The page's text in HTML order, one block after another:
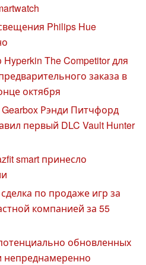
Philips Hue
The Competitor для
заказа в
октября
Рэнди Питчфорд
первый DLC Vault Hunter
smart принесло
по продаже игр за
компанией за 55
обновленных
непреднамеренно